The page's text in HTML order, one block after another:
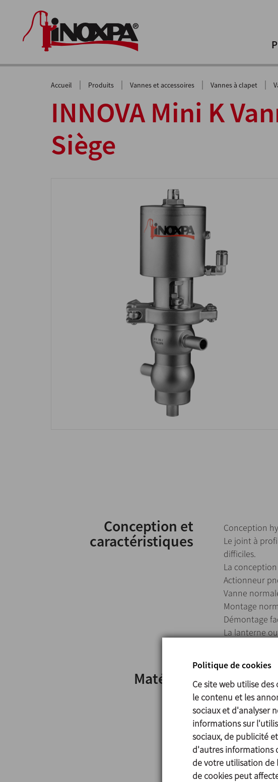
Accueil | Produits | Vannes et accessoires | Vannes à clapet |
INNOVA Mini K
Siège
Conception et
caractéristiques
Conception
Le joint à
difficiles.
La
Actionneur
Vanne
Montage
Démontage
La lanterne
Matériels
Pièces en
Autres pièces
Joints en
Finition de
Interne Polie
Externe Mate
Politique de cookies
Ce site web utilise
le contenu et les
sociaux et d'analyser
informations sur
sociaux, de publicité
d'autres informations
de votre utilisation de
de cookies peut